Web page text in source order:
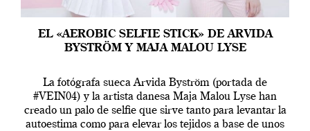
EL «AEROBIC SELFIE STICK» DE ARVIDA
BYSTRÖM Y MAJA MALOU LYSE
La fotógrafa sueca Arvida Byström (portada de
#VEIN04) y la artista danesa Maja Malou Lyse han
creado un palo de selfie que sirve tanto para levantar la
autoestima como para elevar los tejidos a base de unos